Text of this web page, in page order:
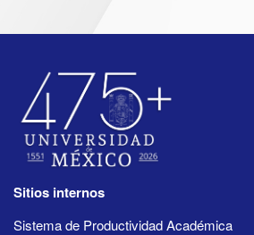
Sitios internos
Sistema de Productividad Académica